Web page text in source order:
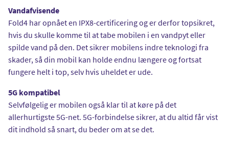
Vandafvisende
Fold4 har opnået en IPX8-certificering og er derfor topsikret,
hvis du skulle komme til at tabe mobilen i en vandpyt eller
spilde vand på den. Det sikrer mobilens indre teknologi fra
skader, så din mobil kan holde endnu længere og fortsat
fungere helt i top, selv hvis uheldet er ude.
5G kompatibel
Selvfølgelig er mobilen også klar til at køre på det
allerhurtigste 5G-net. 5G-forbindelse sikrer, at du altid får vist
dit indhold så snart, du beder om at se det.